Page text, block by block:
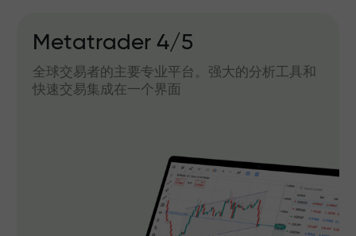
Metatrader 4/5
全球交易者的主要专业平台。强大的分析工具和
快速交易集成在一个界面